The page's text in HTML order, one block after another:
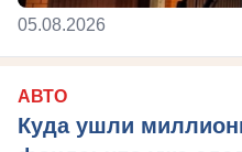
05.08.2026
АВТО
Куда ушли